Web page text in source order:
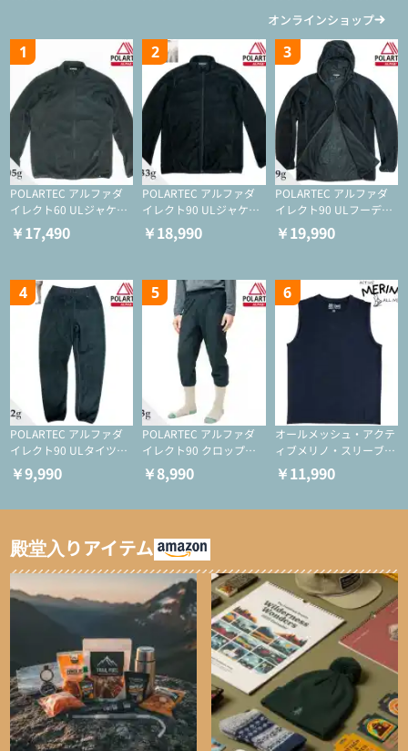
オンラインショップ
1
POLARTEC アルファダ
イレクト60 ULジャケッ
ト（登山/ミドルレイヤ
ー/化繊ジャケット）
￥17,490
2
POLARTEC アルファダ
イレクト90 ULジャケッ
ト（アクティブインサレ
ーション/ミドルレイヤ
￥18,990
3
POLARTEC アルファダ
イレクト90 ULフーディ
（アクティブインサレー
ション/ミドルレイヤー/
￥19,990
4
POLARTEC アルファダ
イレクト90 ULタイツ
（アクティブインサレー
ション/テント泊用パジ
￥9,990
5
POLARTEC アルファダ
イレクト90 クロップド
ULタイツ（アクティブ
インサレーション/テン
￥8,990
6
オールメッシュ・アクテ
ィブメリノ・スリーブレ
ス
￥11,990
殿堂入りアイテム